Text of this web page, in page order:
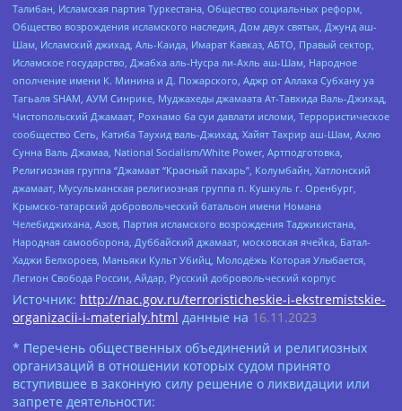
Талибан, Исламская партия Туркестана, Общество социальных реформ,
Общество возрождения исламского наследия, Дом двух святых, Джунд аш-
Шам, Исламский джихад, Аль-Каида, Имарат Кавказ, АБТО, Правый сектор,
Исламское государство, Джабха аль-Нусра ли-Ахль аш-Шам, Народное
ополчение имени К. Минина и Д. Пожарского, Аджр от Аллаха Субхану уа
Тагьаля SHAM, АУМ Синрике, Муджахеды джамаата Ат-Тавхида Валь-Джихад,
Чистопольский Джамаат, Рохнамо ба суи давлати исломи, Террористическое
сообщество Сеть, Катиба Таухид валь-Джихад, Хайят Тахрир аш-Шам, Ахлю
Сунна Валь Джамаа, National Socialism/White Power, Артподготовка,
Религиозная группа “Джамаат “Красный пахарь”, Колумбайн, Хатлонский
джамаат, Мусульманская религиозная группа п. Кушкуль г. Оренбург,
Крымско-татарский добровольческий батальон имени Номана
Челебиджихана, Азов, Партия исламского возрождения Таджикистана,
Народная самооборона, Дуббайский джамаат, московская ячейка, Батал-
Хаджи Белхороев, Маньяки Культ Убийц, Молодёжь Которая Улыбается,
Легион Свобода России, Айдар, Русский добровольческий корпус
Источник: http://nac.gov.ru/terroristicheskie-i-ekstremistskie-
organizacii-i-materialy.html данные на 16.11.2023
* Перечень общественных объединений и религиозных
организаций в отношении которых судом принято
вступившее в законную силу решение о ликвидации или
запрете деятельности: